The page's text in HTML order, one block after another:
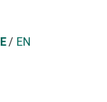
EN